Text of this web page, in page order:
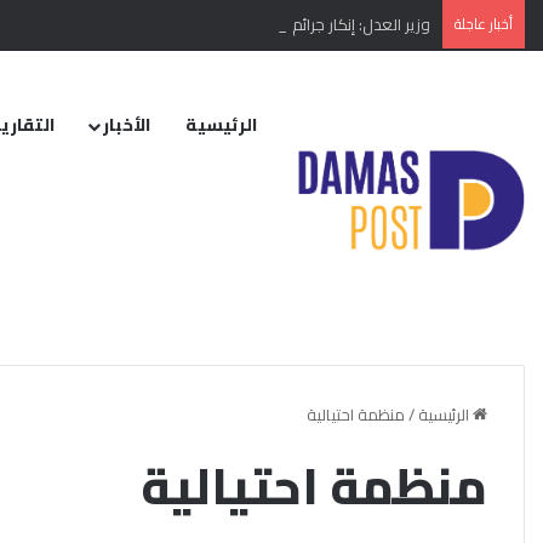
أخبار عاجلة وزير العدل: إنكار جرائم النظام البائد أو تبريرها مخالفة
الرئيسية الأخبار
الرئيسية/منظمة احتيالية
منظمة احتيالية